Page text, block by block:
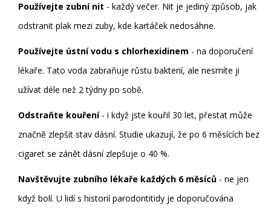
Používejte zubní nit - každý večer. Nit je jediný způsob, jak
odstranit plak mezi zuby, kde kartáček nedosáhne.
Používejte ústní vodu s chlorhexidinem - na doporučení
lékaře. Tato voda zabraňuje růstu bakterií, ale nesmíte ji
užívat déle než 2 týdny po sobě.
Odstraňte kouření- i když jste kouřil 30 let, přestat může
značně zlepšit stav dásní. Studie ukazují, že po 6 měsících bez
cigaret se zánět dásní zlepšuje o 40 %.
Navštěvujte zubního lékaře každých 6 měsíců - ne jen
když bolí. U lidí s historií parodontitidy je doporučována